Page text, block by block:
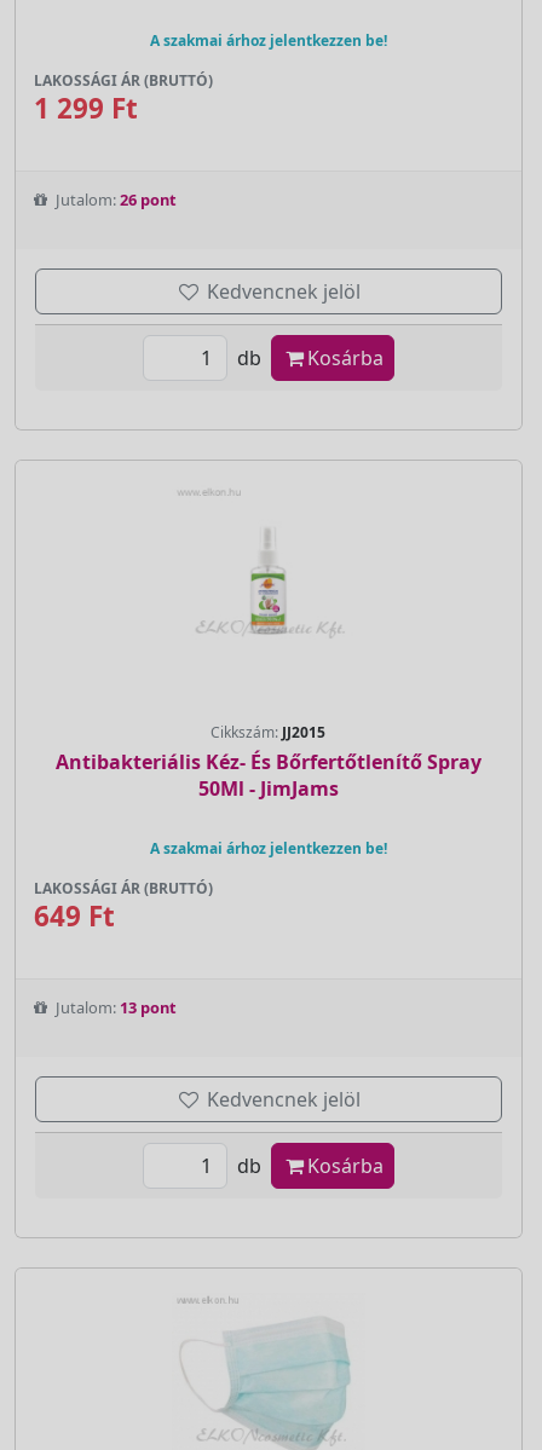
A szakmai árhoz jelentkezzen be!
LAKOSSÁGI ÁR (BRUTTÓ)
1 299 Ft
Jutalom:26 pont
Kedvencnek jelöl
db Kosárba
Cikkszám: JJ2015
Antibakteriális Kéz- És Bőrfertőtlenítő Spray
50Ml - JimJams
A szakmai árhoz jelentkezzen be!
LAKOSSÁGI ÁR (BRUTTÓ)
649 Ft
Jutalom: 13 pont
Kedvencnek jelöl
db Kosárba